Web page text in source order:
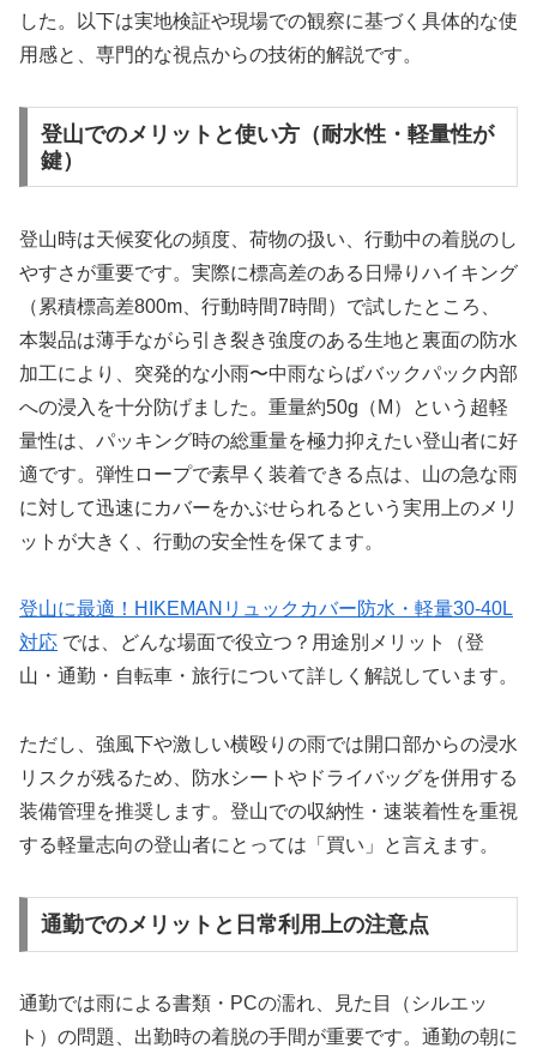
した。以下は実地検証や現場での観察に基づく具体的な使
用感と、専門的な視点からの技術的解説です。
登山でのメリットと使い方（耐水性・軽量性が
鍵）
登山時は天候変化の頻度、荷物の扱い、行動中の着脱のし
やすさが重要です。実際に標高差のある日帰りハイキング
（累積標高差800m、行動時間7時間）で試したところ、
本製品は薄手ながら引き裂き強度のある生地と裏面の防水
加工により、突発的な小雨〜中雨ならばバックパック内部
への浸入を十分防げました。重量約50g（M）という超軽
量性は、パッキング時の総重量を極力抑えたい登山者に好
適です。弾性ロープで素早く装着できる点は、山の急な雨
に対して迅速にカバーをかぶせられるという実用上のメリ
ットが大きく、行動の安全性を保てます。
登山に最適！HIKEMANリュックカバー防水・軽量30-40L
対応 では、どんな場面で役立つ？用途別メリット（登
山・通勤・自転車・旅行について詳しく解説しています。
ただし、強風下や激しい横殴りの雨では開口部からの浸水
リスクが残るため、防水シートやドライバッグを併用する
装備管理を推奨します。登山での収納性・速装着性を重視
する軽量志向の登山者にとっては「買い」と言えます。
通勤でのメリットと日常利用上の注意点
通勤では雨による書類・PCの濡れ、見た目（シルエッ
ト）の問題、出勤時の着脱の手間が重要です。通勤の朝に